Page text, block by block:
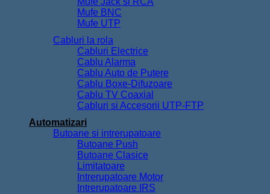
Mufe BNC
Mufe UTP
Cabluri la rola
Cabluri Electrice
Cablu Alarma
Cablu Auto de Putere
Cablu Boxe-Difuzoare
Cablu TV Coaxial
Cabluri si Accesorii UTP-FTP
Automatizari
Butoane si intrerupatoare
Butoane Push
Butoane Clasice
Limitatoare
Intrerupatoare Motor
Intrerupatoare IRS